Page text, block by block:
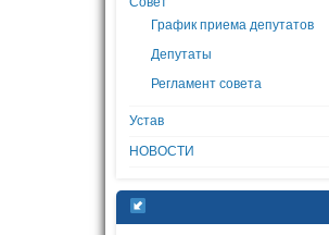
График приема депутатов
Депутаты
Регламент совета
Устав
НОВОСТИ